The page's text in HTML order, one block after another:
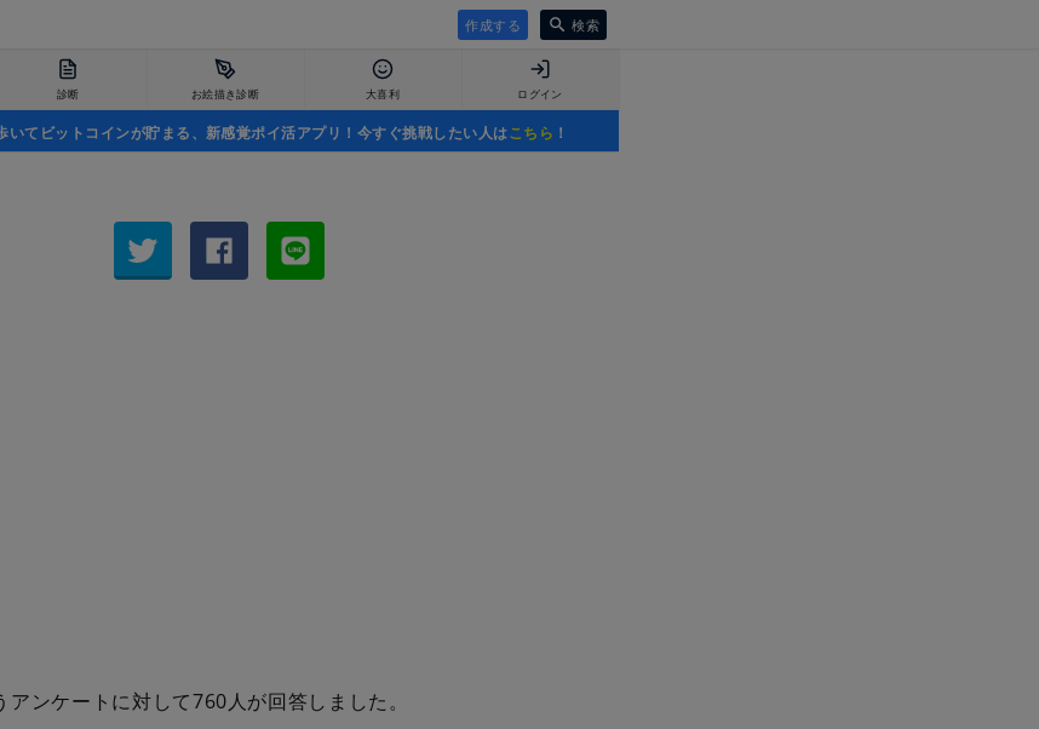
作成する 検索
診断 お絵描き診断 大喜利 ログイン
いてビットコインが貯まる、新感覚ポイ活アプリ！今すぐ挑戦したい人はこちら ！
アンケートに対して760人が回答しました。